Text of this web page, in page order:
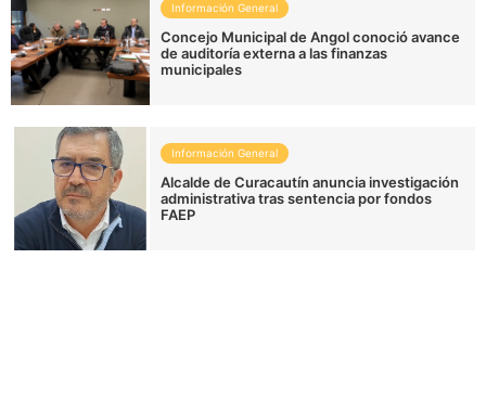
Información General
Concejo Municipal de Angol conoció avance
de auditoría externa a las finanzas
municipales
Información General
Alcalde de Curacautín anuncia investigación
administrativa tras sentencia por fondos
FAEP